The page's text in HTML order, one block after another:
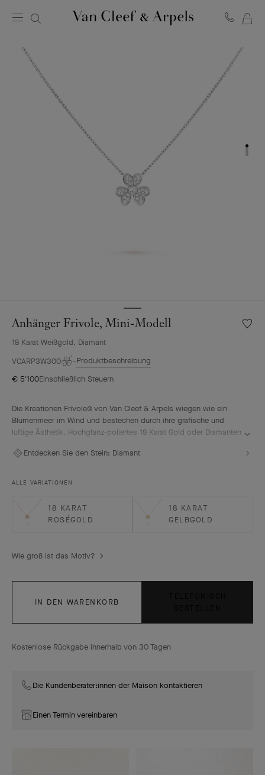
Anhänger Frivole, Mini-Modell
18 Karat Weißgold, Diamant
Meine
VCARP3W300
Produktbeschreibung
€ 5'100Einschließlich Steuern
Die Kreationen Frivole® von Van Cleef & Arpels wiegen wie ein
Blumenmeer im Wind und bestechen durch ihre grafische und
luftige Ästhetik. Hochglanz-poliertes 18 Karat Gold oder Diamanten
Glanz.
Diamanten
Entdecken Sie den Stein: Diamant
ALLE VARIATIONEN
18 KARAT
ROSÉGOLD
18 KARAT
GELBGOLD
Wie groß ist das Motiv?
IN DEN WARENKORB
Kostenlose Rückgabe innerhalb von 30 Tagen
Die Kundenberater:innen der Maison kontaktieren
Einen Termin vereinbaren